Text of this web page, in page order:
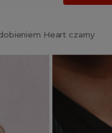
Heart czarny